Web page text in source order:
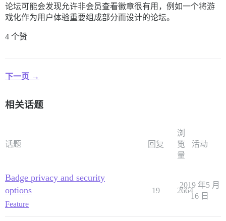
论坛可能会发现允许非会员查看徽章很有用，例如一个将游
戏化作为用户体验重要组成部分而设计的论坛。
4 个赞
下一页 →
相关话题
话题 回复
浏
览
量
活动
Badge privacy and security
options
Feature
19 2664
2019 年5 月
16 日